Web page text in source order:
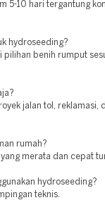
5-10 hari tergantung
hydroseeding?
pilihan benih rumput
jalan tol, reklamasi,
rumah?
merata dan cepat
hydroseeding?
teknis.